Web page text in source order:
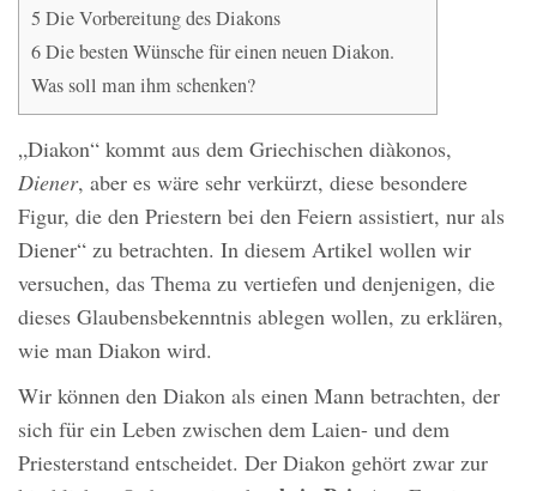
5 Die Vorbereitung des Diakons
6Die besten Wünsche für einen neuen Diakon.
Was soll man ihm schenken?
„Diakon“ kommt aus dem Griechischen diàkonos,
Diener, aber es wäre sehr verkürzt, diese besondere
Figur, die den Priestern bei den Feiern assistiert, nur als
Diener“ zu betrachten. In diesem Artikel wollen wir
versuchen, das Thema zu vertiefen und denjenigen, die
dieses Glaubensbekenntnis ablegen wollen, zu erklären,
wie man Diakon wird.
Wir können den Diakon als einen Mann betrachten, der
sich für ein Leben zwischen dem Laien- und dem
Priesterstand entscheidet. Der Diakon gehört zwar zur